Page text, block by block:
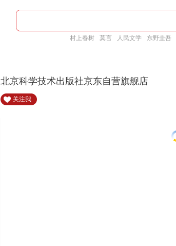
村上春树 莫言 人民文学 东野圭吾
北京科学技术出版社京东自营旗舰店
关注我